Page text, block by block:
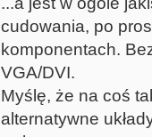
cudowania, po
komponentach.
VGA/DVI.
Myślę, że na coś
alternatywne